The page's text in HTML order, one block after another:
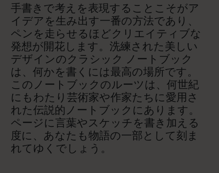
手書きで考えを表現することこそがア
イデアを生み出す一番の方法であり、
ペンを走らせるほどクリエイティブな
発想が開花します。洗練された美しい
デザインのクラシック ノートブック
は、何かを書くには最高の場所です。
このノートブックのルーツは、何世紀
にもわたり芸術家や作家たちに愛用さ
れた伝説的ノートブックにあります。
ページに言葉やスケッチを書き加える
度に、あなたも物語の一部として刻ま
れてゆくでしょう。